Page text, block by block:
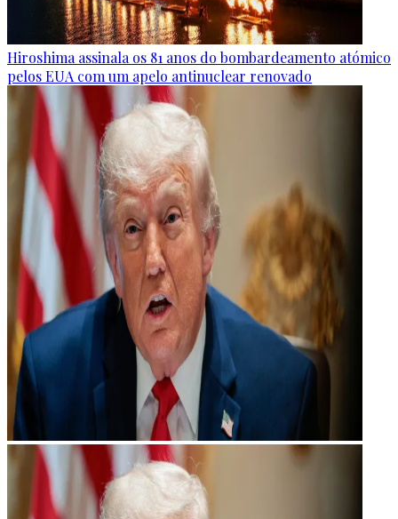
Hiroshima assinala os 81 anos do bombardeamento atómico
pelos EUA com um apelo antinuclear renovado